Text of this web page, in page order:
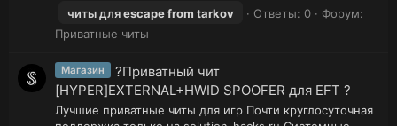
читы дляescapefrom tarkov Ответы: 0
Форум:
Приватные читы
Магазин
?Приватный чит
[HYPER]EXTERNAL+HWID SPOOFER для EFT ?
Лучшие приватные читы для игр Почти круглосуточная